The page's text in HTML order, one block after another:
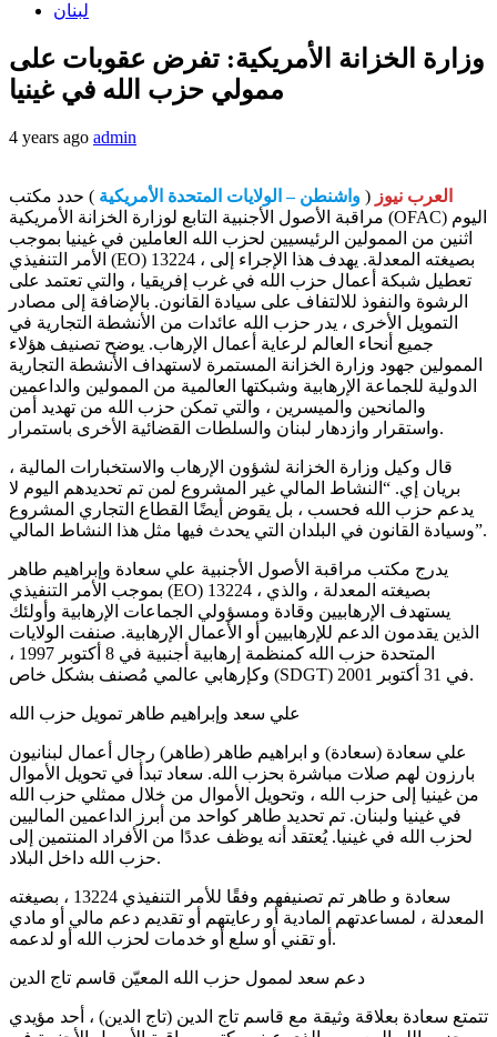
لبنان
وزارة الخزانة الأمريكية: تفرض عقوبات على
ممولي حزب الله في غينيا
4 years ago admin
العرب نيوز ( واشنطن – الولايات المتحدة الأمريكية ) حدد مكتب
مراقبة الأصول الأجنبية التابع لوزارة الخزانة الأمريكية (OFAC) اليوم
اثنين من الممولين الرئيسيين لحزب الله العاملين في غينيا بموجب
الأمر التنفيذي (EO) 13224 ، بصيغته المعدلة. يهدف هذا الإجراء إلى
تعطيل شبكة أعمال حزب الله في غرب إفريقيا ، والتي تعتمد على
الرشوة والنفوذ للالتفاف على سيادة القانون. بالإضافة إلى مصادر
التمويل الأخرى ، يدر حزب الله عائدات من الأنشطة التجارية في
جميع أنحاء العالم لرعاية أعمال الإرهاب. يوضح تصنيف هؤلاء
الممولين جهود وزارة الخزانة المستمرة لاستهداف الأنشطة التجارية
الدولية للجماعة الإرهابية وشبكتها العالمية من الممولين والداعمين
والمانحين والميسرين ، والتي تمكن حزب الله من تهديد أمن
واستقرار وازدهار لبنان والسلطات القضائية الأخرى باستمرار.
قال وكيل وزارة الخزانة لشؤون الإرهاب والاستخبارات المالية ،
بريان إي. “النشاط المالي غير المشروع لمن تم تحديدهم اليوم لا
يدعم حزب الله فحسب ، بل يقوض أيضًا القطاع التجاري المشروع
وسيادة القانون في البلدان التي يحدث فيها مثل هذا النشاط المالي”.
يدرج مكتب مراقبة الأصول الأجنبية علي سعادة وإبراهيم طاهر
بموجب الأمر التنفيذي (EO) 13224 ، بصيغته المعدلة ، والذي
يستهدف الإرهابيين وقادة ومسؤولي الجماعات الإرهابية وأولئك
الذين يقدمون الدعم للإرهابيين أو الأعمال الإرهابية. صنفت الولايات
المتحدة حزب الله كمنظمة إرهابية أجنبية في 8 أكتوبر 1997 ،
وكإرهابي عالمي مُصنف بشكل خاص (SDGT) في 31 أكتوبر 2001.
علي سعد وإبراهيم طاهر تمويل حزب الله
علي سعادة (سعادة) و ابراهيم طاهر (طاهر) رجال أعمال لبنانيون
بارزون لهم صلات مباشرة بحزب الله. سعاد تبدأ في تحويل الأموال
من غينيا إلى حزب الله ، وتحويل الأموال من خلال ممثلي حزب الله
في غينيا ولبنان. تم تحديد طاهر كواحد من أبرز الداعمين الماليين
لحزب الله في غينيا. يُعتقد أنه يوظف عددًا من الأفراد المنتمين إلى
حزب الله داخل البلاد.
سعادة و طاهر تم تصنيفهم وفقًا للأمر التنفيذي 13224 ، بصيغته
المعدلة ، لمساعدتهم المادية أو رعايتهم أو تقديم دعم مالي أو مادي
أو تقني أو سلع أو خدمات لحزب الله أو لدعمه.
دعم سعد لممول حزب الله المعيّن قاسم تاج الدين
تتمتع سعادة بعلاقة وثيقة مع قاسم تاج الدين (تاج الدين) ، أحد مؤيدي